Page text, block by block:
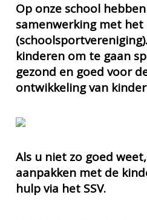
Op onze school
samenwerking met het
kinderen om te gaan
gezond en goed voor
ontwikkeling van
Als u niet zo goed
aanpakken met de
hulp via het SSV.